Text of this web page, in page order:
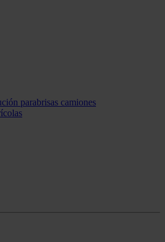
parabrisas camiones